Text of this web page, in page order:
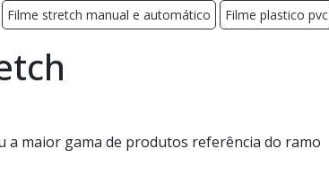
Filme stretch manual e automático Filme plastico pvc
a maior gama de produtos referência do ramo